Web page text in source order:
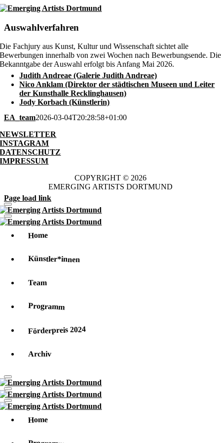
Skip
content
Auswahlverfahren
Die Fachjury aus Kunst, Kultur und Wissenschaft sichtet alle
Bewerbungen innerhalb von zwei Wochen nach Bewerbungsende. Die
Bekanntgabe der Auswahl erfolgt bis Anfang Mai 2026.
Judith Andreae (Galerie Judith Andreae)
Nico Anklam (Direktor der städtischen Museen und Leiter
der Kunsthalle Recklinghausen)
Jody Korbach (Künstlerin)
EA_team2026-03-04T20:28:58+01:00
NEWSLETTER
INSTAGRAM
DATENSCHUTZ
IMPRESSUM
COPYRIGHT © 2026
EMERGING ARTISTS DORTMUND
Page load link
Home
Künstler*innen
Team
Programm
Förderpreis 2024
Archiv
Home